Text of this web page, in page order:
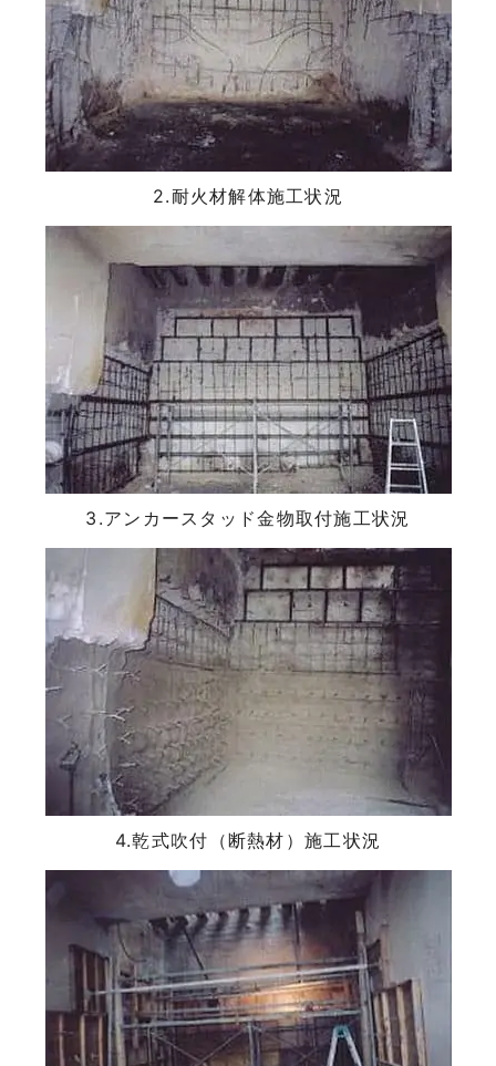
2.耐火材解体施工状況
3.アンカースタッド金物取付施工状況
4.乾式吹付（断熱材）施工状況